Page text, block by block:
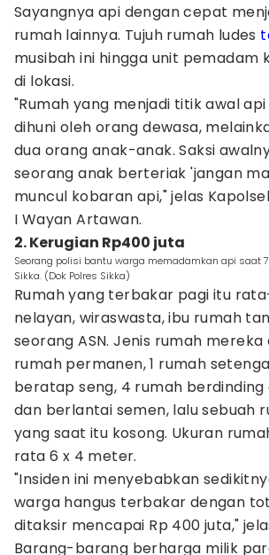
Sayangnya api dengan cepat
rumah lainnya. Tujuh rumah ludes
musibah ini hingga unit pemadam
di lokasi.
"Rumah yang menjadi titik awal
dihuni oleh orang dewasa,
dua orang anak-anak. Saksi
seorang anak berteriak 'jangan
muncul kobaran api," jelas
I Wayan Artawan.
2. Kerugian Rp400 juta
Seorang polisi bantu warga memadamkan api saat
Sikka. (Dok Polres Sikka)
Rumah yang terbakar pagi itu
nelayan, wiraswasta, ibu rumah
seorang ASN. Jenis rumah mereka
rumah permanen, 1 rumah
beratap seng, 4 rumah
dan berlantai semen, lalu sebuah
yang saat itu kosong. Ukuran
rata 6 x 4 meter.
"Insiden ini menyebabkan
warga hangus terbakar dengan
ditaksir mencapai Rp 400 juta,"
Barang-barang berharga milik